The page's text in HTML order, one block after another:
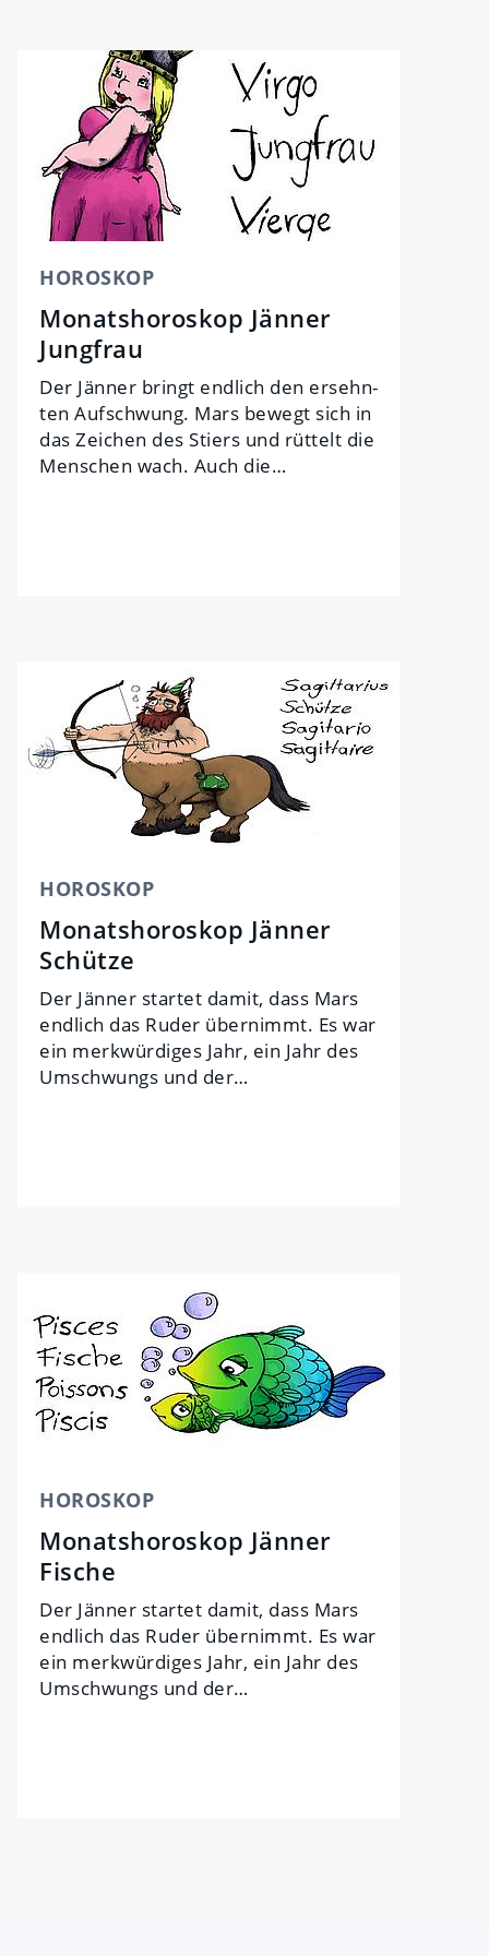
HOROSKOP
Monatshoroskop Jänner
Jungfrau
Der Jän­ner bringt end­lich den er­sehn­
ten Auf­schwung. Mars be­wegt sich in
das Zei­chen des Stiers und rüt­telt die
Men­schen wach. Auch die…
HOROSKOP
Monatshoroskop Jänner
Schütze
Der Jän­ner star­tet da­mit, dass Mars
end­lich das Ru­der über­nimmt. Es war
ein merk­wür­di­ges Jahr, ein Jahr des
Um­schwungs und der…
HOROSKOP
Monatshoroskop Jänner
Fische
Der Jän­ner star­tet da­mit, dass Mars
end­lich das Ru­der über­nimmt. Es war
ein merk­wür­di­ges Jahr, ein Jahr des
Um­schwungs und der…